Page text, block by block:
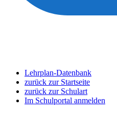
Lehrplan-Datenbank
zurück zur Startseite
zurück zur Schulart
Im Schulportal anmelden